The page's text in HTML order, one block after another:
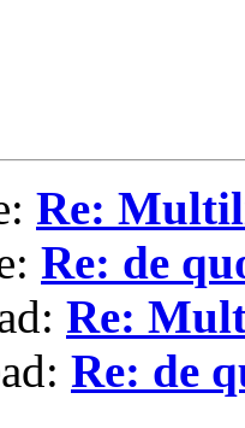
Re:
Re: de
Re:
Re: de